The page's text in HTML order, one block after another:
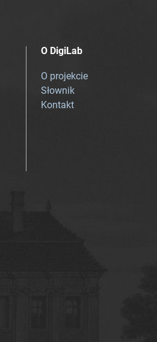
O DigiLab
O projekcie
Słownik
Kontakt